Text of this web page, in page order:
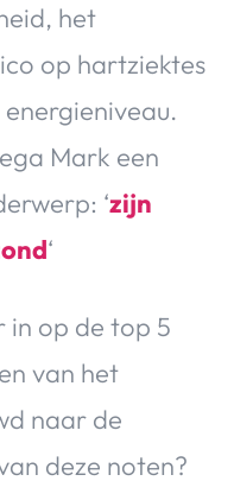
het
op hartziektes
Mark een
‘zijn
‘
in op de top 5
van het
naar de
deze noten?